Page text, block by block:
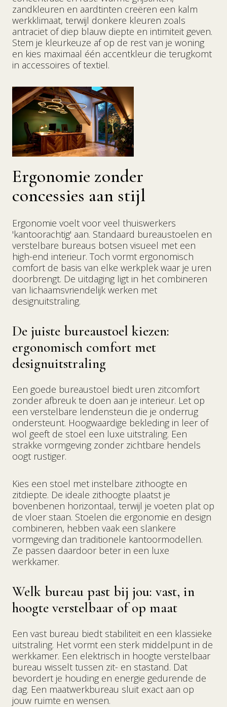
zandkleuren en aardtinten creëren een kalm
werkklimaat, terwijl donkere kleuren zoals
antraciet of diep blauw diepte en intimiteit geven.
Stem je kleurkeuze af op de rest van je woning
en kies maximaal één accentkleur die terugkomt
in accessoires of textiel.
Ergonomie zonder
concessies aan stijl
Ergonomie voelt voor veel thuiswerkers
'kantoorachtig' aan. Standaard bureaustoelen en
verstelbare bureaus botsen visueel met een
high-end interieur. Toch vormt ergonomisch
comfort de basis van elke werkplek waar je uren
doorbrengt. De uitdaging ligt in het combineren
van lichaamsvriendelijk werken met
designuitstraling.
De juiste bureaustoel kiezen:
ergonomisch comfort met
designuitstraling
Een goede bureaustoel biedt uren zitcomfort
zonder afbreuk te doen aan je interieur. Let op
een verstelbare lendensteun die je onderrug
ondersteunt. Hoogwaardige bekleding in leer of
wol geeft de stoel een luxe uitstraling. Een
strakke vormgeving zonder zichtbare hendels
oogt rustiger.
Kies een stoel met instelbare zithoogte en
zitdiepte. De ideale zithoogte plaatst je
bovenbenen horizontaal, terwijl je voeten plat op
de vloer staan. Stoelen die ergonomie en design
combineren, hebben vaak een slankere
vormgeving dan traditionele kantoormodellen.
Ze passen daardoor beter in een luxe
werkkamer.
Welk bureau past bij jou: vast, in
hoogte verstelbaar of op maat
Een vast bureau biedt stabiliteit en een klassieke
uitstraling. Het vormt een sterk middelpunt in de
werkkamer. Een elektrisch in hoogte verstelbaar
bureau wisselt tussen zit- en stastand. Dat
bevordert je houding en energie gedurende de
dag. Een maatwerkbureau sluit exact aan op
jouw ruimte en wensen.